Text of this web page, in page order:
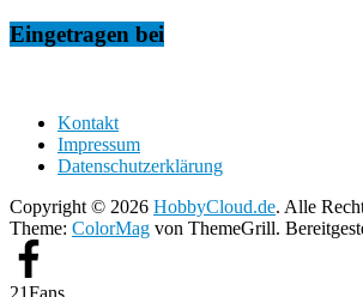
Eingetragen bei
Kontakt
Impressum
Datenschutzerklärung
Copyright © 2026 HobbyCloud.de. Alle
Theme: ColorMag von ThemeGrill.
21Fans